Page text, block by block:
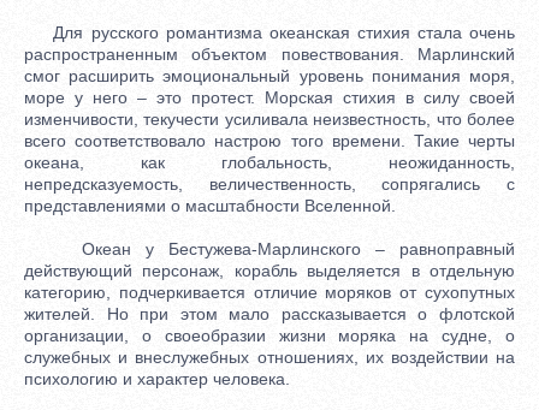
Для русского романтизма океанская стихия стала очень
распространенным объектом повествования. Марлинский
смог расширить эмоциональный уровень понимания моря,
море у него – это протест. Морская стихия в силу своей
изменчивости, текучести усиливала неизвестность, что более
всего соответствовало настрою того времени. Такие черты
океана, как глобальность, неожиданность,
непредсказуемость, величественность, сопрягались с
представлениями о масштабности Вселенной.
Океан у Бестужева-Марлинского – равноправный
действующий персонаж, корабль выделяется в отдельную
категорию, подчеркивается отличие моряков от сухопутных
жителей. Но при этом мало рассказывается о флотской
организации, о своеобразии жизни моряка на судне, о
служебных и внеслужебных отношениях, их воздействии на
психологию и характер человека.